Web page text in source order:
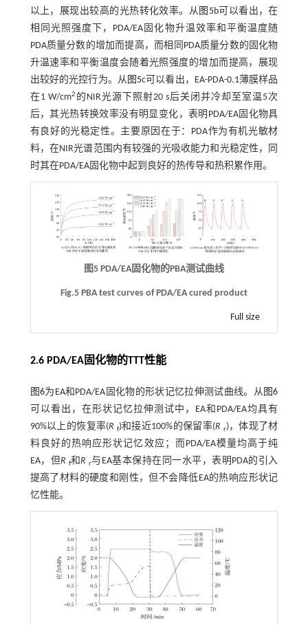
以上，展现出较高的光热转化效率。从 图5b可以看出，在
相同光照强度下，PDA/EA固化物升温效率和平衡温度随
PDA质量分数的增加而提高，而相同PDA质量分数的固化物
升温速率和平衡温度会随着光照强度的增加而提高，展现
出较好的光控行为。从 图5c可以看出，EA-PDA-0.1薄膜样品
在1 W/cm2 的NIR光源下照射20 s后关闭并冷却至室温5次
后，其光热转换效率没有明显变化，表明PDA/EA固化物具
有良好的光稳定性。主要原因在于：PDA作为有机光敏材
料，在NIR光谱范围内有较强的光吸收能力和光稳定性，同
时其在PDA/EA固化物中起到良好的热传导和热积累作用。
图5 PDA/EA固化物的PBA测试曲线
Fig.5 PBA test curves of PDA/EA cured product
Full size
2.6 PDA/EA固化物的TTT性能
图6为EA和PDA/EA固化物的形状记忆拉伸测试曲线。从 图6
可以看出，在形状记忆拉伸测试中，EA和PDA/EA均具有
90%以上的恢复率(R f)和接近100%的保留率(R r)，体现了材
料良好的热响应形状记忆效应；而PDA/EA模量均高于纯
EA，但R f和R r与EA基本保持在同一水平，表明PDA的引入
提高了材料的硬度和刚性，但不会降低EA的热响应形状记
忆性能。